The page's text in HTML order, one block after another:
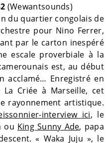
(Wewantsounds)
du quartier congolais de
pour Nino Ferrer,
par le carton inespéré
escale proverbiale à la
est, au début
acclamé… Enregistré en
Criée à Marseille, cet
rayonnement artistique.
interview ici, le
ou King Sunny Ade, papa
« Waka Juju », le